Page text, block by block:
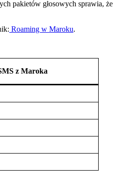
pakietów głosowych sprawia, że
Roaming w Maroku.
z Maroka